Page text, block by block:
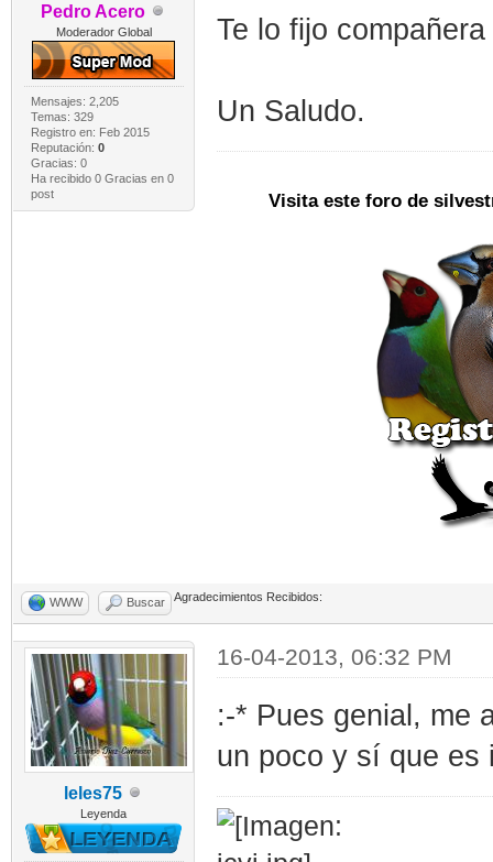
Pedro Acero
Moderador Global
Mensajes: 2,205
Temas: 329
Registro en: Feb 2015
Reputación: 0
Gracias: 0
Ha recibido 0 Gracias en 0
post
Te lo fijo
Un Saludo.
Visita este foro de
WWW Buscar Agradecimientos Recibidos:
leles75
Leyenda
16-04-2013, 06:32 PM
:-* Pues genial, me
un poco y sí que es